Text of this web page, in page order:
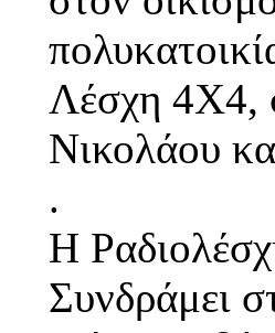
Λέσχη 4Χ4,
Νικολάου
.
Η
Συνδράμει